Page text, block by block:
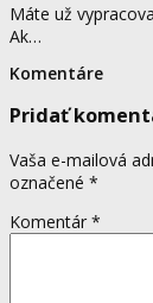
Máte už
Ak…
Komentáre
Pridať
Vaša e-mailová
označené *
Komentár *